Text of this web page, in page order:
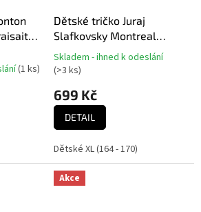
(1 ks)
Dětské tričko Juraj
Slafkovsky Montreal
Canadiens NHL Flat Name
& Number Ctn Tee
Průměrné
hodnocení
produktu
je
5,0
z
5
hvězdiček.
Skladem - ihned k odeslání
(>3 ks)
699 Kč
DETAIL
Dětské XL (164 - 170)
Akce